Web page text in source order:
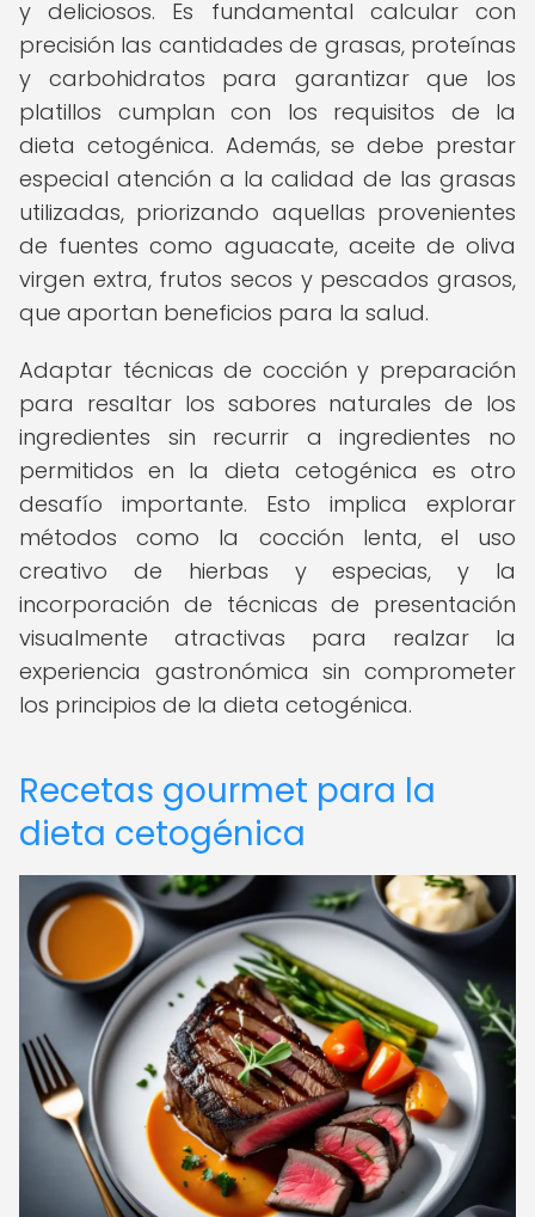
y deliciosos. Es fundamental calcular con
precisión las cantidades de grasas, proteínas
y carbohidratos para garantizar que los
platillos cumplan con los requisitos de la
dieta cetogénica. Además, se debe prestar
especial atención a la calidad de las grasas
utilizadas, priorizando aquellas provenientes
de fuentes como aguacate, aceite de oliva
virgen extra, frutos secos y pescados grasos,
que aportan beneficios para la salud.
Adaptar técnicas de cocción y preparación
para resaltar los sabores naturales de los
ingredientes sin recurrir a ingredientes no
permitidos en la dieta cetogénica es otro
desafío importante. Esto implica explorar
métodos como la cocción lenta, el uso
creativo de hierbas y especias, y la
incorporación de técnicas de presentación
visualmente atractivas para realzar la
experiencia gastronómica sin comprometer
los principios de la dieta cetogénica.
Recetas gourmet para la
dieta cetogénica